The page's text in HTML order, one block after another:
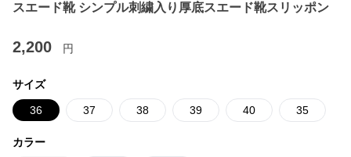
スエード靴 シンプル刺繍入り厚底スエード靴スリッポン
2,200 円
サイズ
36 37 38 39 40 35
カラー